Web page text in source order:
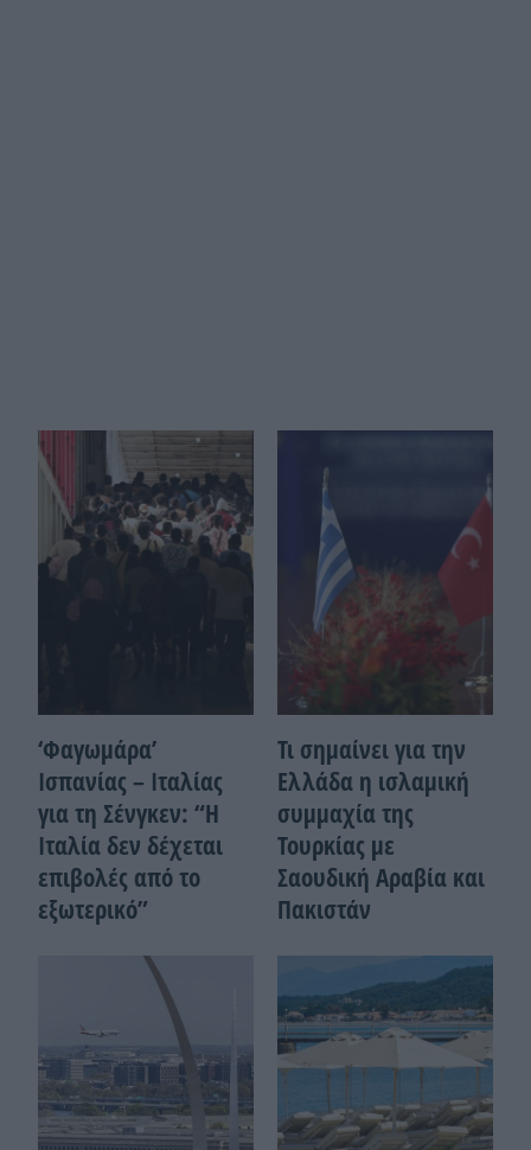
‘Φαγωμάρα’
Ισπανίας – Ιταλίας
για τη Σένγκεν: “Η
Ιταλία δεν δέχεται
επιβολές από το
εξωτερικό”
Τι σημαίνει για την
Ελλάδα η ισλαμική
συμμαχία της
Τουρκίας με
Σαουδική Αραβία και
Πακιστάν